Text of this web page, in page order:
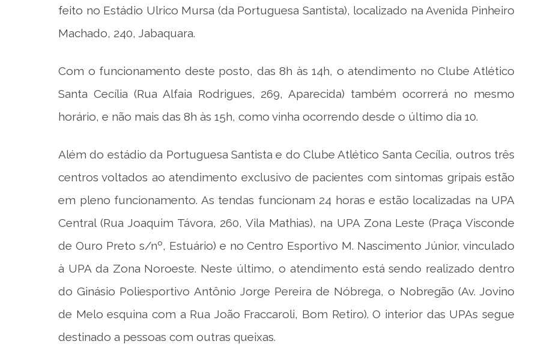
feito no Estádio Ulrico Mursa (da Portuguesa Santista), localizado na Avenida Pinheiro
Machado, 240, Jabaquara.
Com o funcionamento deste posto, das 8h às 14h, o atendimento no Clube Atlético
Santa Cecília (Rua Alfaia Rodrigues, 269, Aparecida) também ocorrerá no mesmo
horário, e não mais das 8h às 15h, como vinha ocorrendo desde o último dia 10.
Além do estádio da Portuguesa Santista e do Clube Atlético Santa Cecília, outros três
centros voltados ao atendimento exclusivo de pacientes com sintomas gripais estão
em pleno funcionamento. As tendas funcionam 24 horas e estão localizadas na UPA
Central (Rua Joaquim Távora, 260, Vila Mathias), na UPA Zona Leste (Praça Visconde
de Ouro Preto s/nº, Estuário) e no Centro Esportivo M. Nascimento Júnior, vinculado
à UPA da Zona Noroeste. Neste último, o atendimento está sendo realizado dentro
do Ginásio Poliesportivo Antônio Jorge Pereira de Nóbrega, o Nobregão (Av. Jovino
de Melo esquina com a Rua João Fraccaroli, Bom Retiro). O interior das UPAs segue
destinado a pessoas com outras queixas.